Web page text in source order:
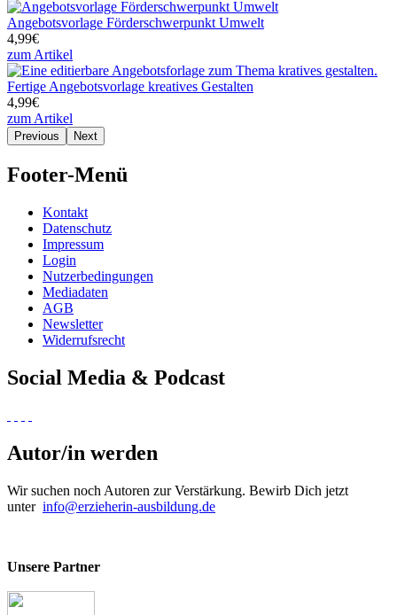
Angebotsvorlage Förderschwerpunkt Umwelt
4,99€
zum Artikel
Fertige Angebotsvorlage kreatives Gestalten
4,99€
zum Artikel
Previous Next
Footer-Menü
Kontakt
Datenschutz
Impressum
Login
Nutzerbedingungen
Mediadaten
AGB
Newsletter
Widerrufsrecht
Social Media & Podcast
Autor/in werden
Wir suchen noch Autoren zur Verstärkung. Bewirb Dich jetzt
unter info@erzieherin-ausbildung.de
Unsere Partner